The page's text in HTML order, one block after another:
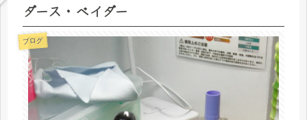
ダース・ベイダー
ブログ